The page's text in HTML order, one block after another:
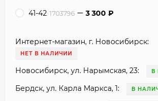
41-42 1703796 3 300 ₽
Интернет-магазин, г. Новосибирск:
НЕТ В НАЛИЧИИ
Новосибирск, ул. Нарымская, 23: В
Бердск, ул. Карла Маркса, 1: В